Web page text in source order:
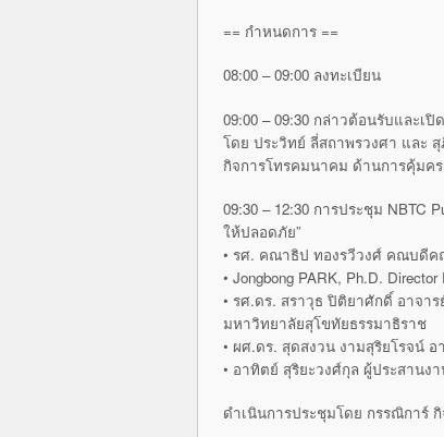
== กำหนดการ ==
08:00 – 09:00 ลงทะเบียน
09:00 – 09:30 กล่าวต้อนรับและเปิ
โดย ประวิทย์ ลี่สถาพรวงศา และ
กิจการโทรคมนาคม ด้านการคุ้มค
09:30 – 12:30 การประชุม NBTC
ให้ปลอดภัย”
• รศ. คณาธิป ทองรวีวงศ์ คณบดี
• Jongbong PARK, Ph.D.
• รศ.ดร. สราวุธ ปิติยาศักดิ์ อาจา
มหาวิทยาลัยสุโขทัยธรรมาธิราช
• ผศ.ดร. สุดสงวน งามสุริยโรจน์
• อาทิตย์ สุริยะวงศ์กุล ผู้ประสานง
ดำเนินการประชุมโดย กรรณิการ์